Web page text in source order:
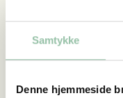
Samtykke
Denne hjemmeside
gå på
strandkanten og